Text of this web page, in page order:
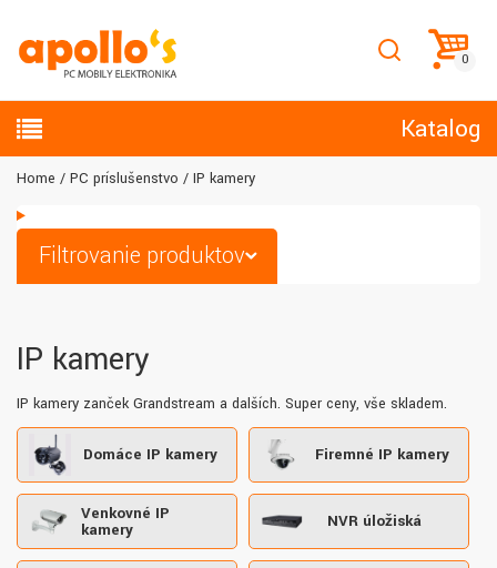
Katalog
Home PC príslušenstvo IP kamery
Filtrovanie produktov
IP kamery
IP kamery zanček Grandstream a dalších. Super ceny, vše skladem.
Domáce IP kamery Firemné IP kamery
Venkovné IP
kamery NVR úložiská